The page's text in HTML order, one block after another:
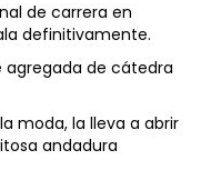
de carrera en
definitivamente.
agregada de cátedra
moda, la lleva a abrir
andadura